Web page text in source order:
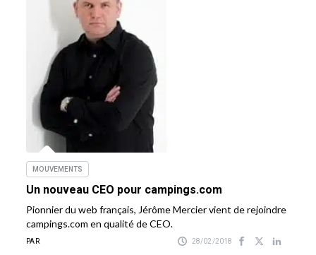
MOUVEMENTS
Un nouveau CEO pour campings.com
Pionnier du web français, Jérôme Mercier vient de rejoindre
campings.com en qualité de CEO.
PAR 28/02/2018